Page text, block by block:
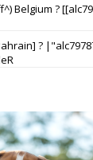
Belgium ?
?